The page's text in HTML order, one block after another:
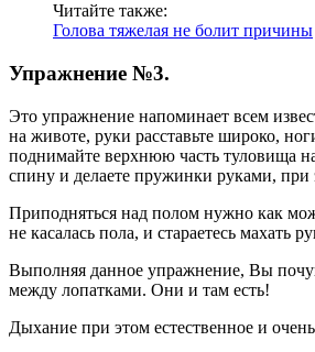
Читайте также:
Голова тяжелая не болит причины
Упражнение №3.
Это упражнение напоминает всем
на животе, руки расставьте широко,
поднимайте верхнюю часть туловища
спину и делаете пружинки руками, при
Приподняться над полом нужно как
не касалась пола, и стараетесь махать
Выполняя данное упражнение, Вы
между лопатками. Они и там есть!
Дыхание при этом естественное и